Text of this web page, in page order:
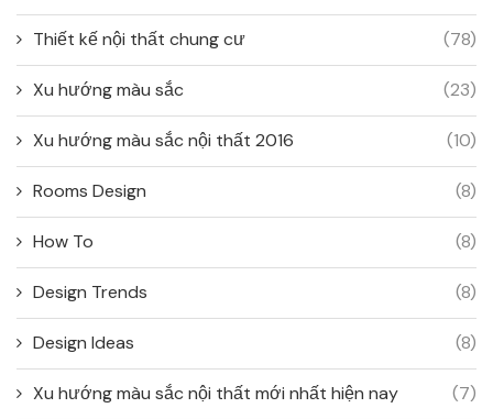
Thiết kế nội thất chung cư (78)
Xu hướng màu sắc (23)
Xu hướng màu sắc nội thất 2016 (10)
Rooms Design (8)
How To (8)
Design Trends (8)
Design Ideas (8)
Xu hướng màu sắc nội thất mới nhất hiện nay (7)